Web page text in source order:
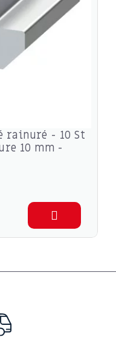
rainuré - 10 St
10 mm -